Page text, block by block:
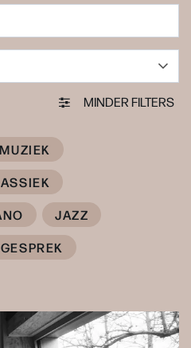
MINDER FILTERS
JAZZ